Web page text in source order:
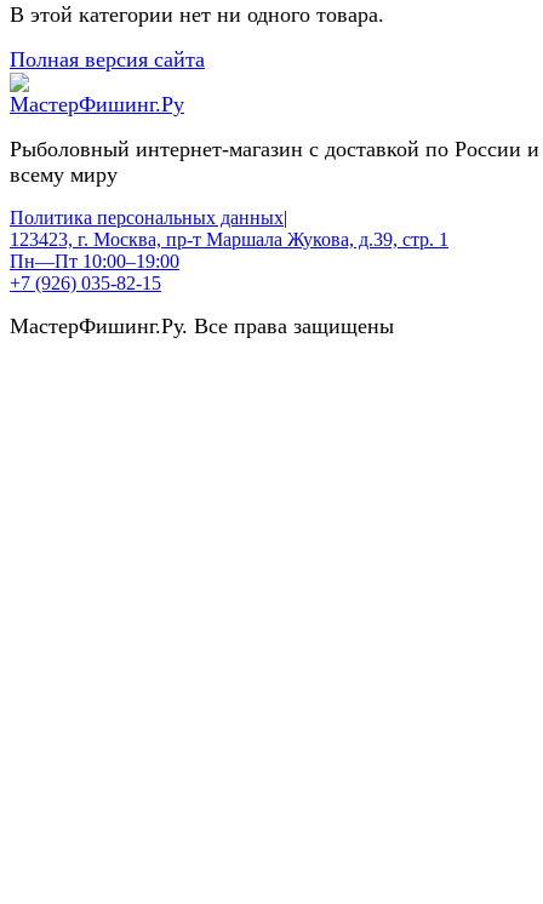
В этой категории нет ни одного товара.
Полная версия сайта
Рыболовный интернет-магазин с доставкой по России и
всему миру
Политика персональных данных|
123423, г. Москва, пр-т Маршала Жукова, д.39, стр. 1
Пн—Пт 10:00–19:00
+7 (926) 035-82-15
МастерФишинг.Ру. Все права защищены